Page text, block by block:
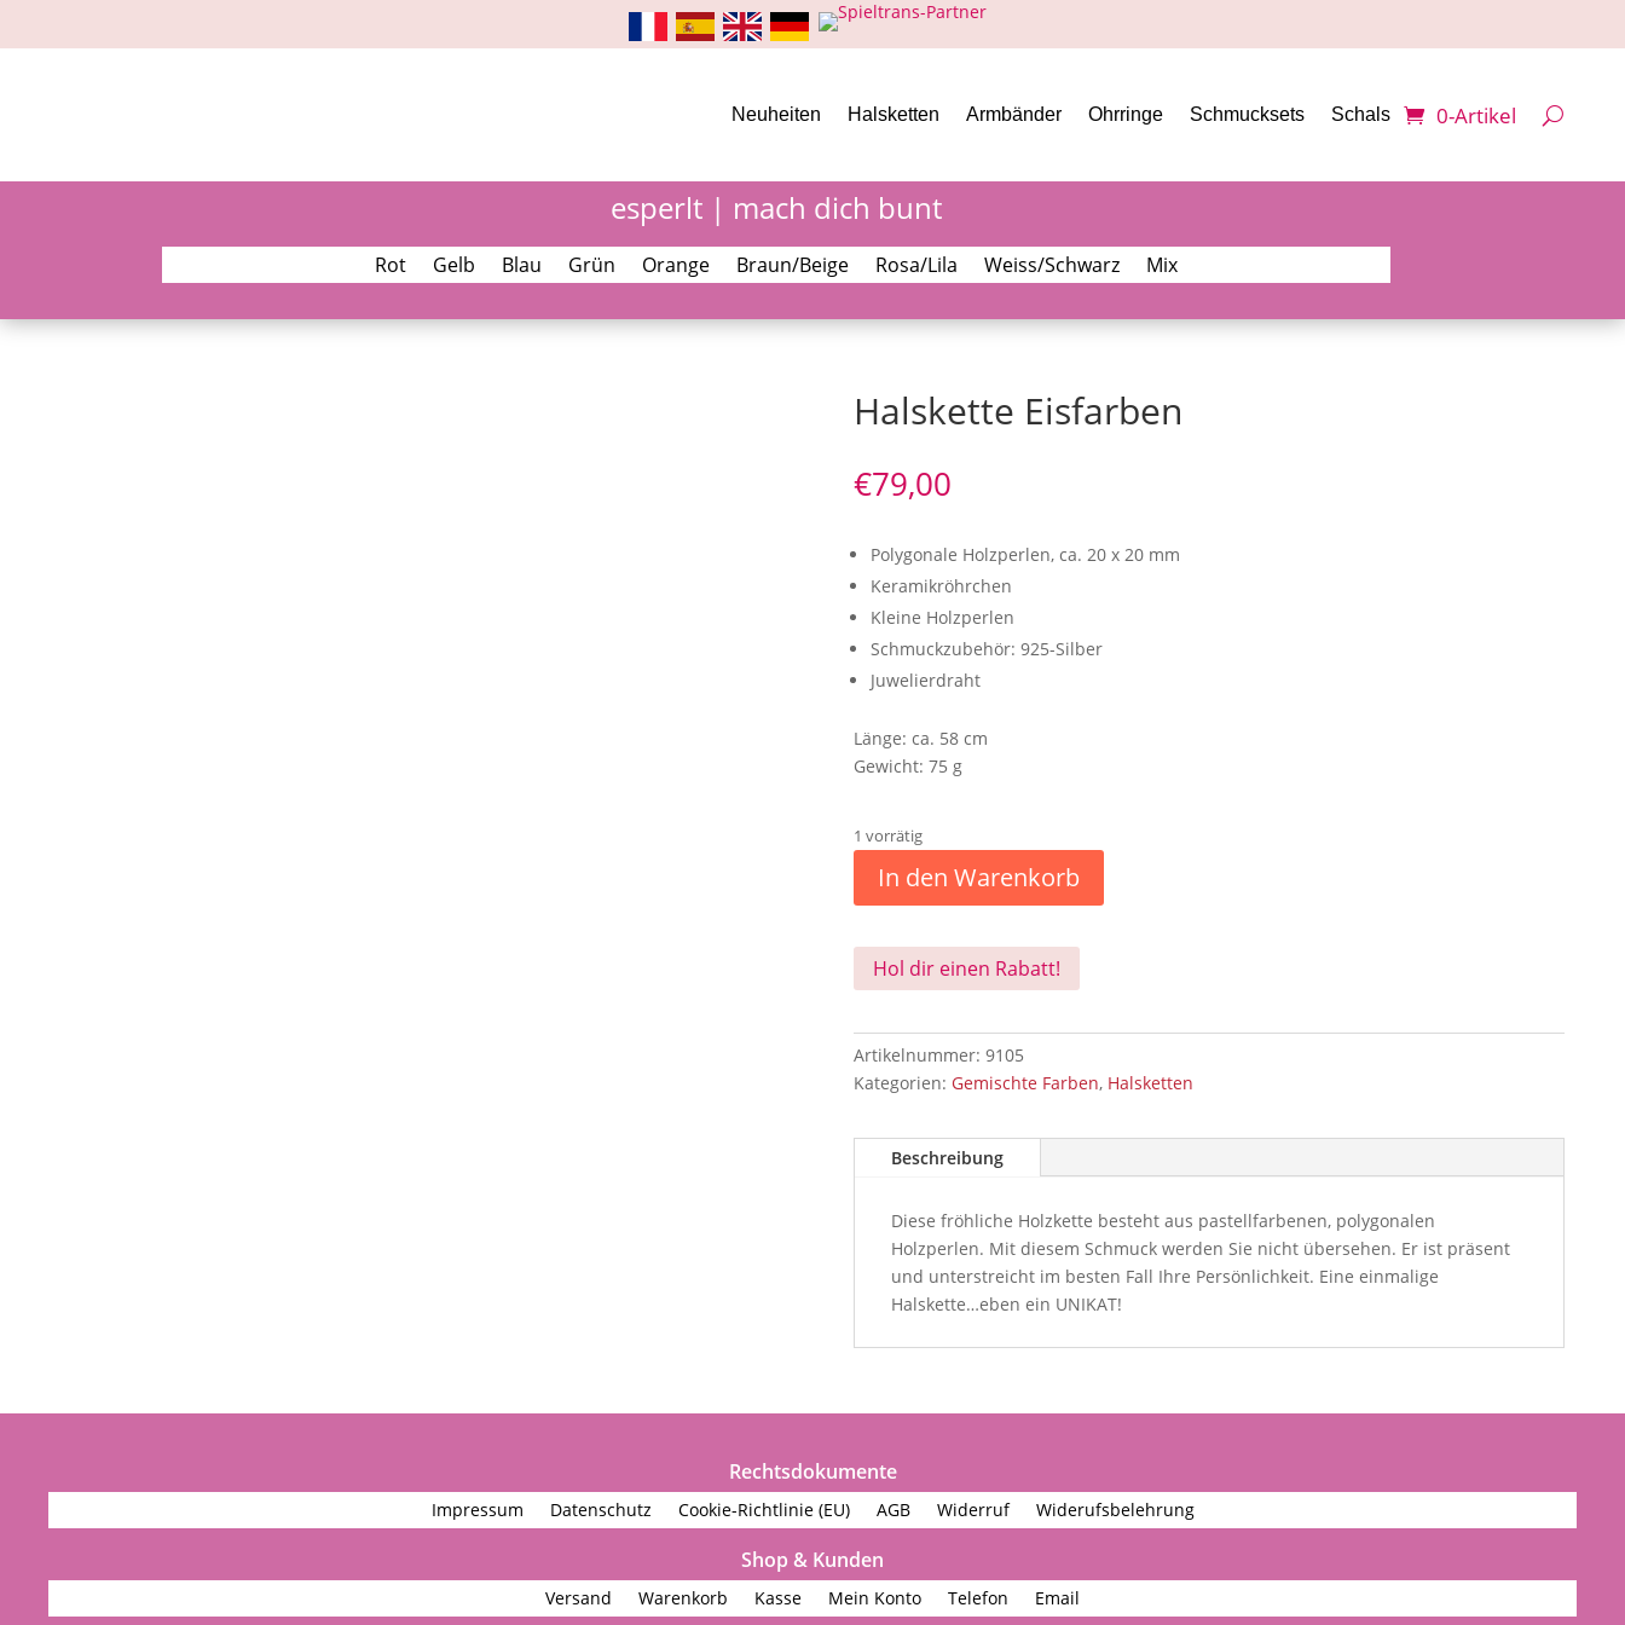
Neuheiten Halsketten Armbänder Ohrringe Schmucksets Schals 0-Artikel
esperlt | mach dich bunt
Rot Gelb Blau Grün Orange Braun/Beige Rosa/Lila Weiss/Schwarz Mix
Halskette Eisfarben
€79,00
Polygonale Holzperlen, ca. 20 x 20 mm
Keramikröhrchen
Kleine Holzperlen
Schmuckzubehör: 925-Silber
Juwelierdraht
Länge: ca. 58 cm
Gewicht: 75 g
1 vorrätig
In den Warenkorb
Hol dir einen Rabatt!
Artikelnummer:9105
Kategorien:Gemischte Farben, Halsketten
Beschreibung
Diese fröhliche Holzkette besteht aus pastellfarbenen, polygonalen
Holzperlen. Mit diesem Schmuck werden Sie nicht übersehen. Er ist präsent
und unterstreicht im besten Fall Ihre Persönlichkeit. Eine einmalige
Halskette…eben ein UNIKAT!
Rechtsdokumente
Impressum Datenschutz Cookie-Richtlinie (EU) AGB Widerruf Widerufsbelehrung
Shop & Kunden
Versand Warenkorb Kasse Mein Konto Telefon Email